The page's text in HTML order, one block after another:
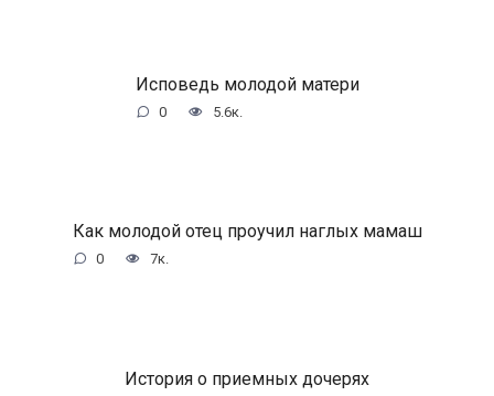
Исповедь молодой матери
0 5.6к.
Как молодой отец проучил наглых мамаш
0 7к.
История о приемных дочерях